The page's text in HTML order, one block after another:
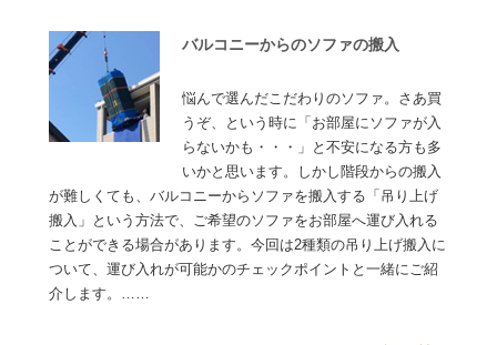
バルコニーからのソファの搬入
悩んで選んだこだわりのソファ。さあ買
うぞ、という時に「お部屋にソファが入
らないかも・・・」と不安になる方も多
いかと思います。しかし階段からの搬入
が難しくても、バルコニーからソファを搬入する「吊り上げ
搬入」という方法で、ご希望のソファをお部屋へ運び入れる
ことができる場合があります。今回は2種類の吊り上げ搬入に
ついて、運び入れが可能かのチェックポイントと一緒にご紹
介します。……